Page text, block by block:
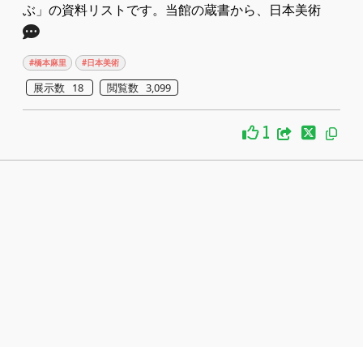
ぶ」​の資料リストです。​​当館の蔵書から、日本美術
#橋本麻里 #日本美術
展示数 18 閲覧数 3,099
1